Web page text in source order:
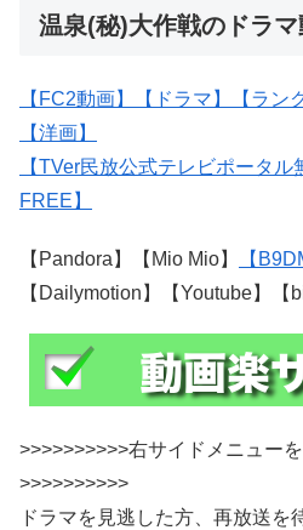
温泉(秘)大作戦のドラ
【FC2動画】 【ドラマ】 【ラン
【洋画】
【TVer民放公式テレビポータル
FREE】
【Pandora】【Mio Mio】 【
【Dailymotion】【Youtube】【
>>>>>>>>>>右サイドメニュー
>>>>>>>>>>
ドラマを見逃した方、再放送を